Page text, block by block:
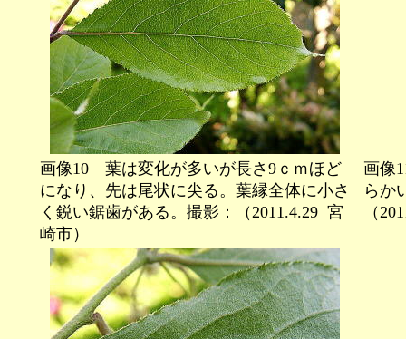
画像10 葉は変化が多いが長さ9ｃｍほど
になり、先は尾状に尖る。葉縁全体に小さ
く鋭い鋸歯がある。撮影：（2011.4.29 宮
崎市）
画像
らか
（